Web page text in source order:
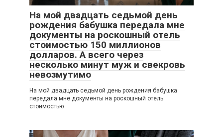
На мой двадцать седьмой день
рождения бабушка передала мне
документы на роскошный отель
стоимостью 150 миллионов
долларов. А всего через
несколько минут муж и свекровь
невозмутимо
На мой двадцать седьмой день рождения бабушка
передала мне документы на роскошный отель
стоимостью